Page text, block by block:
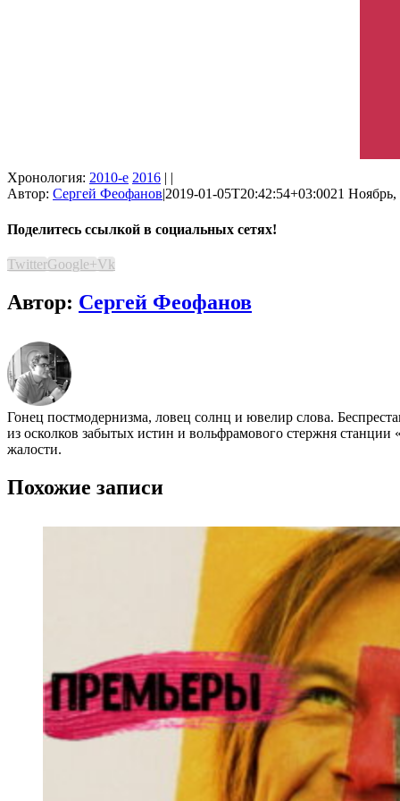
Хронология: 2010-е 2016 | |
Автор: Сергей Феофанов|2019-01-05T20:42:54+03:0021 Ноябрь,
Поделитесь ссылкой в социальных сетях!
TwitterGoogle+Vk
Автор: Сергей Феофанов
Гонец постмодернизма, ловец солнц и ювелир слова.
из осколков забытых истин и вольфрамового стержня
жалости.
Похожие записи